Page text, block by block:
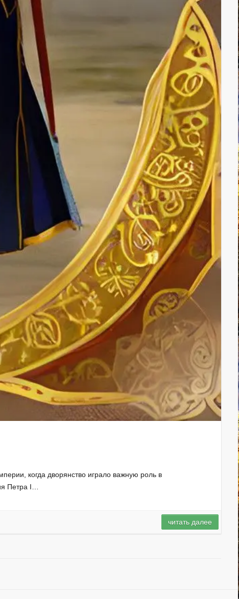
когда дворянство играло важную роль в
Петра I…
читать далее